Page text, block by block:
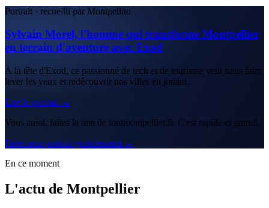
Portrait · recueilli par Montpellito
Sylvain Morel, l'homme qui transforme Montpellier
en terrain d'aventure avec Exod
À la tête d'Exod, ce passionné de tech et de tourisme veut nous faire
lever les yeux et redécouvrir nos villes en jouant.
Lire le portrait →
Vous aussi, faites la une de toutmontpellier.fr. C'est rapide et gratuit.
Faire mon portrait gratuitement →
En ce moment
L'actu de Montpellier